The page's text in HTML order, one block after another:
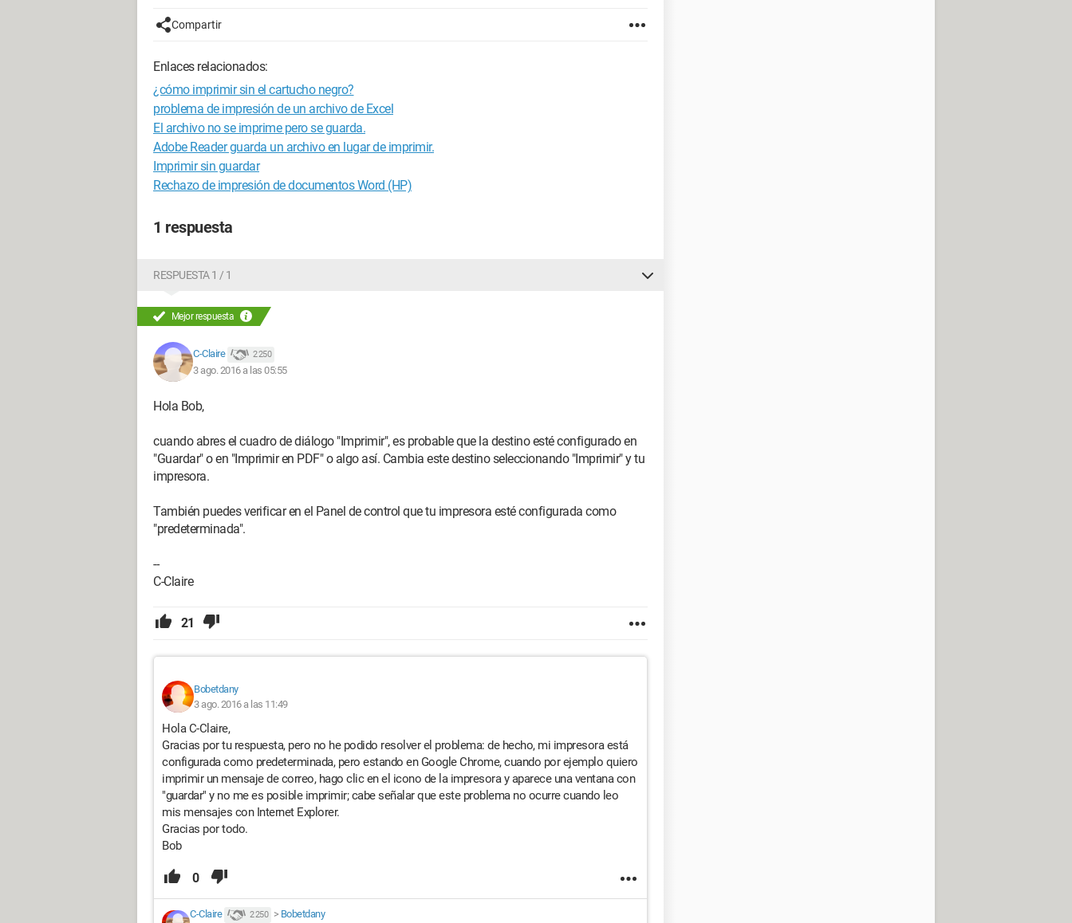
Compartir
Enlaces relacionados:
¿cómo imprimir sin el cartucho negro?
problema de impresión de un archivo de Excel
El archivo no se imprime pero se guarda.
Adobe Reader guarda un archivo en lugar de imprimir.
Imprimir sin guardar
Rechazo de impresión de documentos Word (HP)
1 respuesta
RESPUESTA 1 / 1
Mejor respuesta
C-Claire 2 250
3 ago. 2016 a las 05:55
Hola Bob,
cuando abres el cuadro de diálogo "Imprimir", es probable que la destino esté configurado en
"Guardar" o en "Imprimir en PDF" o algo así. Cambia este destino seleccionando "Imprimir" y tu
impresora.
También puedes verificar en el Panel de control que tu impresora esté configurada como
"predeterminada".
--
C-Claire
21
Bobetdany
3 ago. 2016 a las 11:49
Hola C-Claire,
Gracias por tu respuesta, pero no he podido resolver el problema: de hecho, mi impresora está
configurada como predeterminada, pero estando en Google Chrome, cuando por ejemplo quiero
imprimir un mensaje de correo, hago clic en el icono de la impresora y aparece una ventana con
"guardar" y no me es posible imprimir; cabe señalar que este problema no ocurre cuando leo
mis mensajes con Internet Explorer.
Gracias por todo.
Bob
0
C-Claire 2 250 > Bobetdany